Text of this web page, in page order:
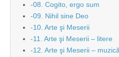
-08. Cogito, ergo sum
-09. Nihil sine Deo
-10. Arte şi Meserii
-11. Arte şi Meserii – litere
-12. Arte şi Meserii –